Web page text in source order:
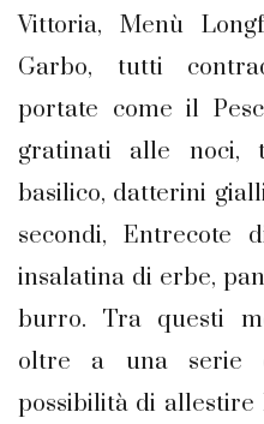
Vittoria, Menù
Garbo, tutti
portate come il
gratinati alle noci,
basilico, datterini
secondi, Entrecote
insalatina di erbe,
burro. Tra questi
oltre a una serie
possibilità di allestire